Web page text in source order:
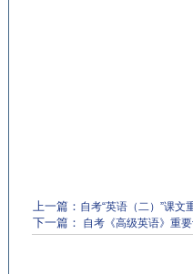
上一篇： 自考“英语（二）”课文
下一篇： 自考《高级英语》重